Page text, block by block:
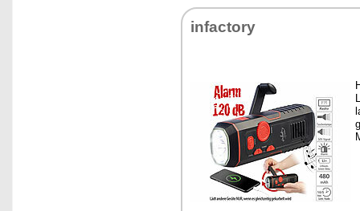
infactory